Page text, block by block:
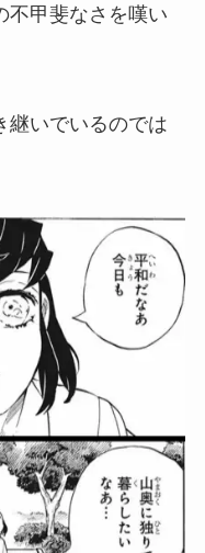
不甲斐なさを嘆い
継いでいるのでは